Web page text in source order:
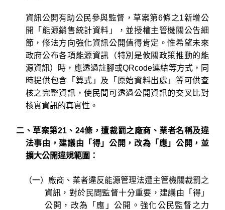
資訊公開有助公民參與監督，草案第6條之1新增公
開「能源銷售統計資料」，並授權主管機關公告細
節，修法方向強化資訊公開值得肯定。惟希望未來
政府公布各項能源資訊（特別是攸關政策推動的能
源資訊）時，應透過註腳或QRcode連結等方式，同
時提供包含「算式」及「原始資料出處」等可供查
核之完整資訊，使民間可透過公開資訊的交叉比對
核實資訊的真實性。
二、草案第21、24條，遭裁罰之廠商、業者名稱及違
法事由，建議由「得」公開，改為「應」公開，並
擴大公開違規範圍：
（一）廠商、業者違反能源管理法遭主管機關裁罰之
資訊，對於民間監督十分重要，建議由「得」
公開，改為「應」公開。強化公民監督之力